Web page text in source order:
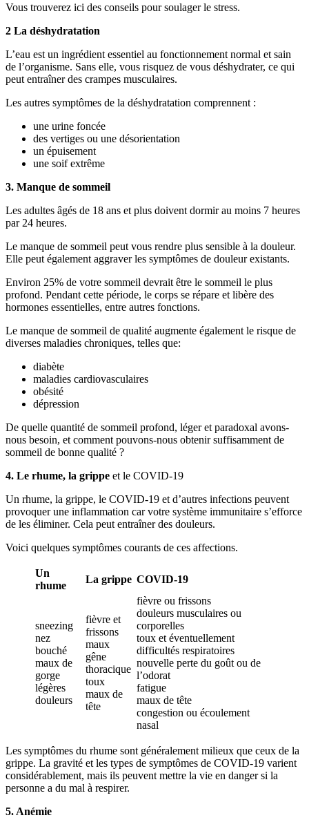
Vous trouverez ici des conseils pour soulager le stress.
2 La déshydratation
L’eau est un ingrédient essentiel au fonctionnement normal et sain
de l’organisme. Sans elle, vous risquez de vous déshydrater, ce qui
peut entraîner des crampes musculaires.
Les autres symptômes de la déshydratation comprennent :
une urine foncée
des vertiges ou une désorientation
un épuisement
une soif extrême
3. Manque de sommeil
Les adultes âgés de 18 ans et plus doivent dormir au moins 7 heures
par 24 heures.
Le manque de sommeil peut vous rendre plus sensible à la douleur.
Elle peut également aggraver les symptômes de douleur existants.
Environ 25% de votre sommeil devrait être le sommeil le plus
profond. Pendant cette période, le corps se répare et libère des
hormones essentielles, entre autres fonctions.
Le manque de sommeil de qualité augmente également le risque de
diverses maladies chroniques, telles que:
diabète
maladies cardiovasculaires
obésité
dépression
De quelle quantité de sommeil profond, léger et paradoxal avons-
nous besoin, et comment pouvons-nous obtenir suffisamment de
sommeil de bonne qualité ?
4. Le rhume, la grippe et le COVID-19
Un rhume, la grippe, le COVID-19 et d’autres infections peuvent
provoquer une inflammation car votre système immunitaire s’efforce
de les éliminer. Cela peut entraîner des douleurs.
Voici quelques symptômes courants de ces affections.
Un
rhume
La grippe COVID-19
sneezing
nez
bouché
maux de
gorge
légères
douleurs
fièvre et
frissons
maux
gêne
thoracique
toux
maux de
tête
fièvre ou frissons
douleurs musculaires ou
corporelles
toux et éventuellement
difficultés respiratoires
nouvelle perte du goût ou de
l’odorat
fatigue
maux de tête
congestion ou écoulement
nasal
Les symptômes du rhume sont généralement milieux que ceux de la
grippe. La gravité et les types de symptômes de COVID-19 varient
considérablement, mais ils peuvent mettre la vie en danger si la
personne a du mal à respirer.
5. Anémie